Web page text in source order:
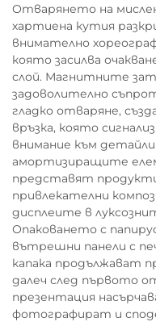
Отварянето на
хартиена кутия
внимателно
която засилва
слой. Магнитните
задоволително
гладко отваряне,
връзка, която
внимание към
амортизиращите
представят
привлекателни
дисплеите в
Опаковането с
вътрешни панели с
капака продължават
далеч след първото
презентация
фотографират и